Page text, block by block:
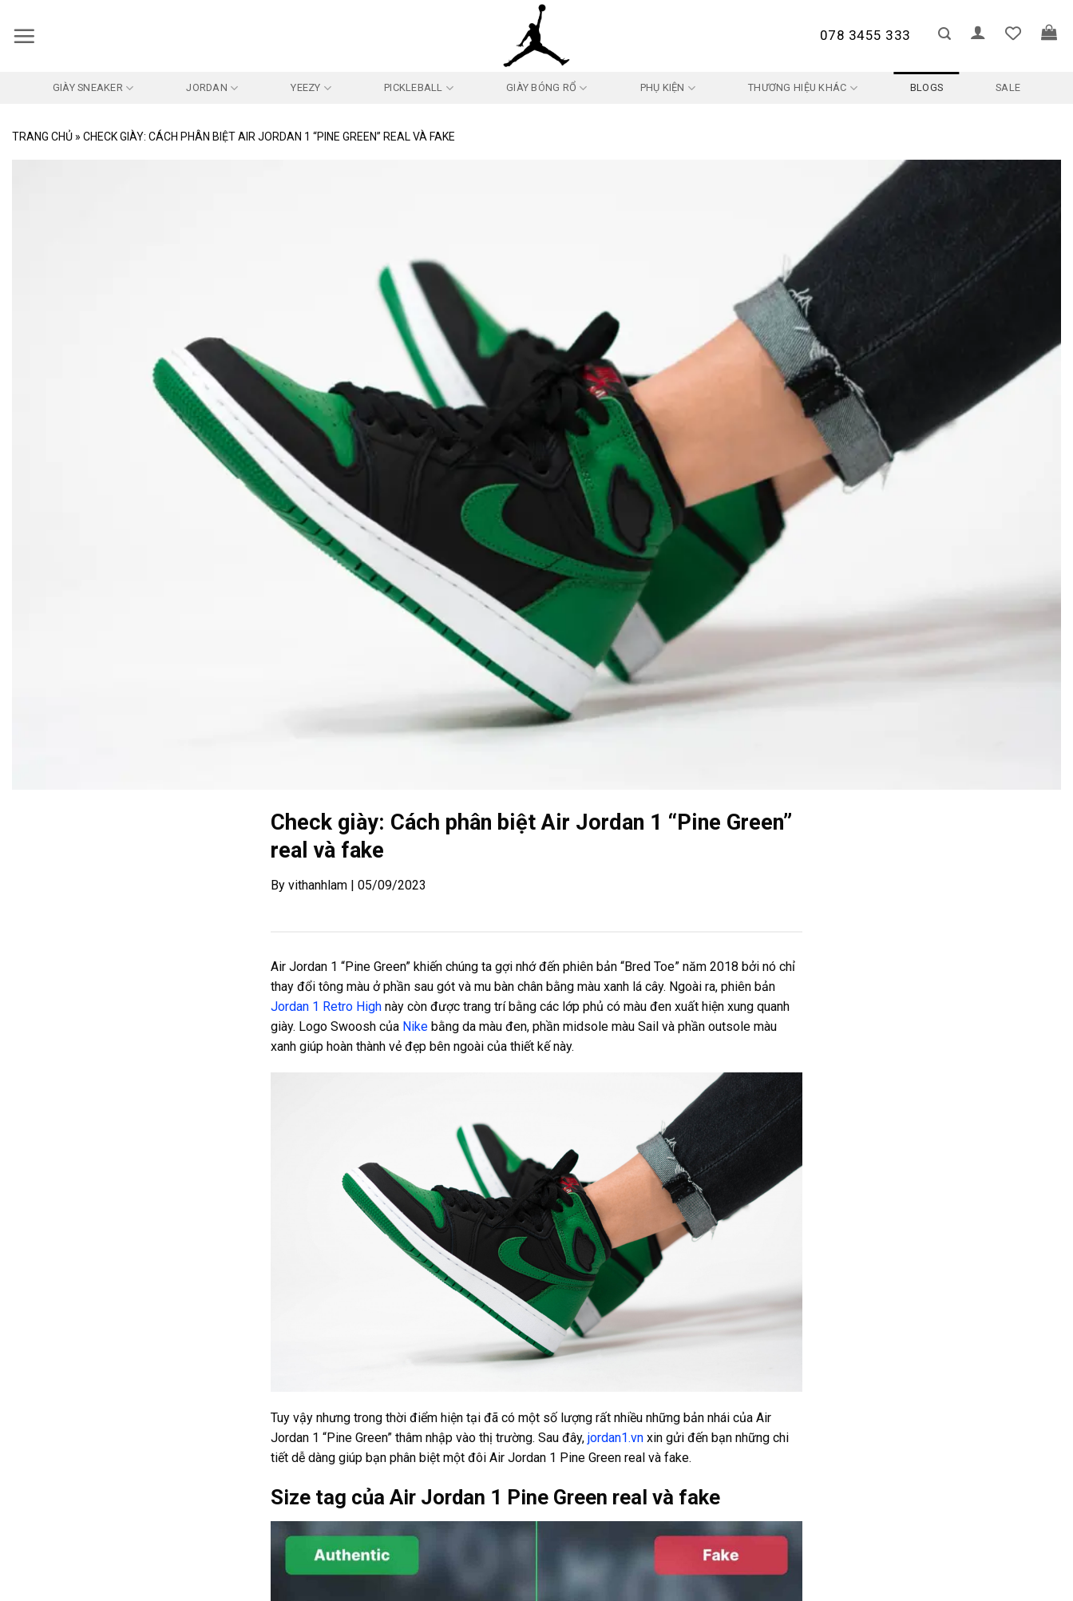
qua
078 3455 333
GIÀY SNEAKER JORDAN YEEZY PICKLEBALL GIÀY BÓNG RỔ PHỤ KIỆN THƯƠNG HIỆU KHÁC BLOGS SALE
TRANG CHỦ » CHECK GIÀY: CÁCH PHÂN BIỆT AIR JORDAN 1 “PINE GREEN” REAL VÀ FAKE
Check giày: Cách phân biệt Air Jordan 1 “Pine Green”
real và fake
By vithanhlam | 05/09/2023
Air Jordan 1 “Pine Green” khiến chúng ta gợi nhớ đến phiên bản “Bred Toe” năm 2018 bởi nó chỉ
thay đổi tông màu ở phần sau gót và mu bàn chân bằng màu xanh lá cây. Ngoài ra, phiên bản
Jordan 1 Retro High này còn được trang trí bằng các lớp phủ có màu đen xuất hiện xung quanh
giày. Logo Swoosh của Nike bằng da màu đen, phần midsole màu Sail và phần outsole màu
xanh giúp hoàn thành vẻ đẹp bên ngoài của thiết kế này.
Tuy vậy nhưng trong thời điểm hiện tại đã có một số lượng rất nhiều những bản nhái của Air
Jordan 1 “Pine Green” thâm nhập vào thị trường. Sau đây, jordan1.vn xin gửi đến bạn những chi
tiết dễ dàng giúp bạn phân biệt một đôi Air Jordan 1 Pine Green real và fake.
Size tag của Air Jordan 1 Pine Green real và fake